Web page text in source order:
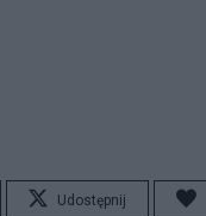
Udostępnij